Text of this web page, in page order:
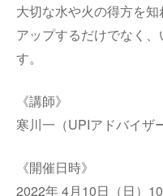
大切な水や火の得方を
アップするだけでなく
す。
《講師》
寒川一（UPIアドバイザ
《開催日時》
2022年 4月10日（日）